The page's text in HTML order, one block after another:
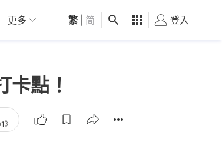
01深圳 觀點 健康 好食玩飛
更多 繁 简 登入
點！
》